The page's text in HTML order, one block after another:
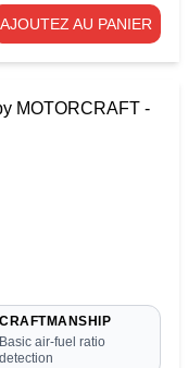
AJOUTEZ AU PANIER
MOTORCRAFT -
CRAFTMANSHIP
Basic air-fuel ratio
detection